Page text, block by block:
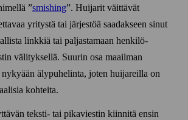
”smishing”. Huijarit väittävät
yritystä tai järjestöä saadakseen sinut
linkkiä tai paljastamaan henkilö­
välityksellä. Suurin osa maailman
nykyään äly­puhelinta, joten huijareilla on
kohteita.
teksti- tai pika­viestin kiinnitä ensin